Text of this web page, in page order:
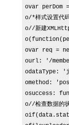
ovar
o/*样式设置代
o//新建
ovar req =
ourl: '/
odataType:
omethod:
osuccess:
o//检查数据的